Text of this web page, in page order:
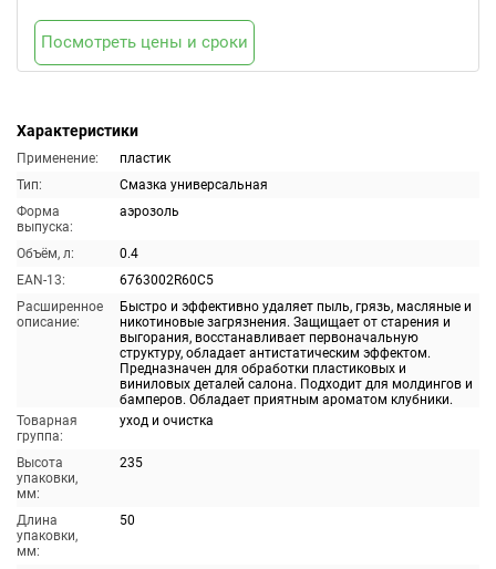
Характеристики
Применение:
пластик
Тип:
Смазка универсальная
Форма
выпуска:
аэрозоль
Объём, л:
0.4
EAN-13:
6763002R60C5
Расширенное
описание:
Быстро и эффективно удаляет пыль, грязь, масляные и
никотиновые загрязнения. Защищает от старения и
выгорания, восстанавливает первоначальную
структуру, обладает антистатическим эффектом.
Предназначен для обработки пластиковых и
виниловых деталей салона. Подходит для молдингов и
бамперов. Обладает приятным ароматом клубники.
Товарная
группа:
уход и очистка
Высота
упаковки,
мм:
235
Длина
упаковки,
мм:
50
Посмотреть цены и сроки